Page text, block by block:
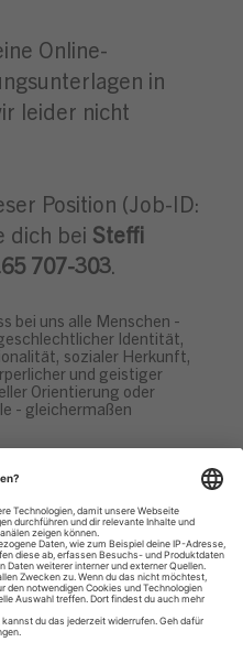
Online-
in
leider nicht
Position (Job-ID:
dich bei Steffi
707-303.
bei uns alle Menschen -
Identität,
sozialer Herkunft,
und geistiger
Orientierung oder
- gleichermaßen